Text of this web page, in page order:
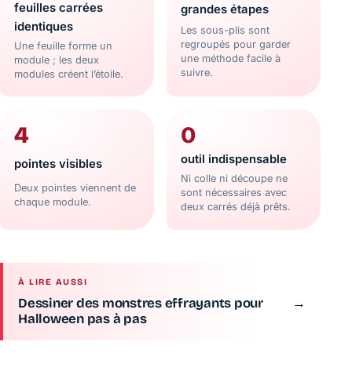
feuilles carrées
identiques
Une feuille forme un
module ; les deux
modules créent l’étoile.
grandes étapes
Les sous-plis sont
regroupés pour garder
une méthode facile à
suivre.
4
pointes visibles
Deux pointes viennent de
chaque module.
0
outil indispensable
Ni colle ni découpe ne
sont nécessaires avec
deux carrés déjà prêts.
À LIRE AUSSI
Dessiner des monstres effrayants pour
Halloween pas à pas
→